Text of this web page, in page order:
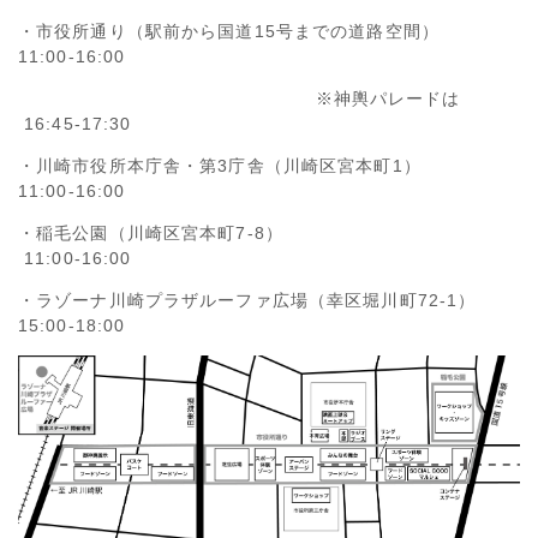
・市役所通り（駅前から国道15号までの道路空間）
11:00-16:00
※神輿パレードは
16:45-17:30
・川崎市役所本庁舎・第3庁舎（川崎区宮本町1）
11:00-16:00
・稲毛公園（川崎区宮本町7‐8）
11:00-16:00
・ラゾーナ川崎プラザルーファ広場（幸区堀川町72-1）
15:00-18:00